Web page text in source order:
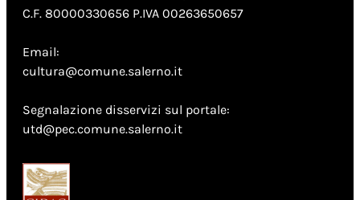
C.F. 80000330656 P.IVA 00263650657
Email:
cultura@comune.salerno.it
Segnalazione disservizi sul portale:
utd@pec.comune.salerno.it